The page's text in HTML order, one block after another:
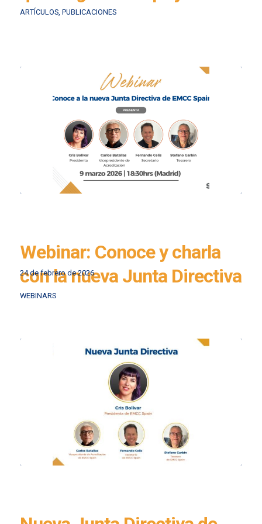
ARTÍCULOS, PUBLICACIONES
Webinar: Conoce y charla
con la nueva Junta Directiva
WEBINARS
24 de febrero de 2026